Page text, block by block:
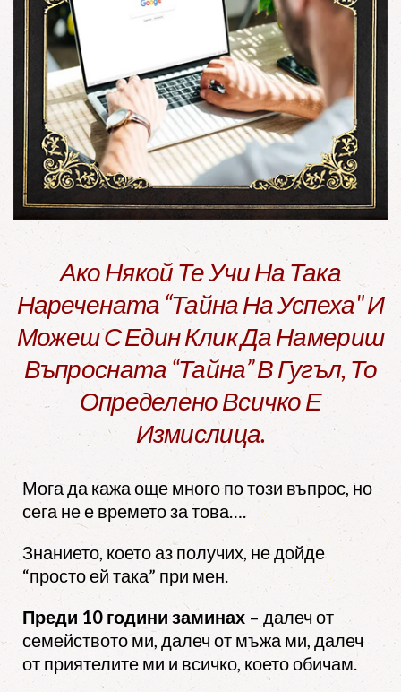
Ако Някой Те Учи На Така
Наречената “тайна На Успеха" И
Можеш С Един Клик Да Намериш
Въпросната “тайна” В Гугъл, То
Определено Всичко Е
Измислица.
Мога да кажа още много по този въпрос, но
сега не е времето за това….
Знанието, което аз получих, не дойде
“просто ей така” при мен.
Преди 10 години заминах – далеч от
семейството ми, далеч от мъжа ми, далеч
от приятелите ми и всичко, което обичам.